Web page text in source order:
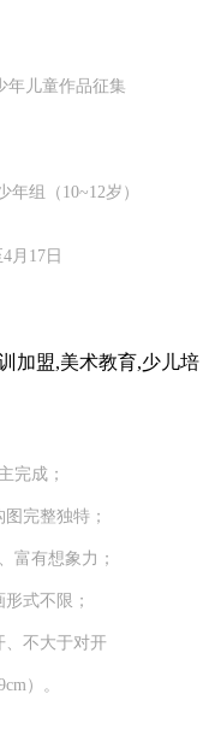
年儿童作品征集
组（10~12岁）
月17日
完成；
完整独特；
富有想象力；
式不限；
、不大于对开
）。